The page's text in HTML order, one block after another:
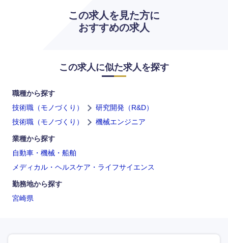
この求人を見た方に
おすすめの求人
この求人に似た求人を探す
職種から探す
技術職（モノづくり）
研究開発（R&D）
技術職（モノづくり）
機械エンジニア
業種から探す
自動車・機械・船舶
メディカル・ヘルスケア・ライフサイエンス
勤務地から探す
宮崎県